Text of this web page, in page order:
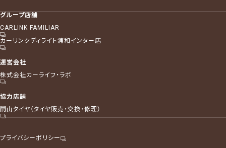
グループ店舗
CARLINK FAMILIAR
カーリンクディライト浦和インター店
運営会社
株式会社カーライフ・ラボ
協力店舗
間山タイヤ（タイヤ販売・交換・修理）
プライバシーポリシー